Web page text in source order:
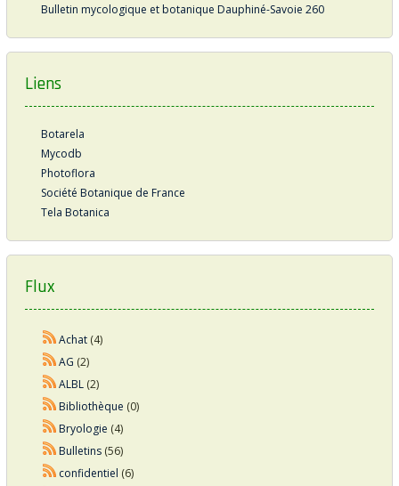
Bulletin mycologique et botanique Dauphiné-Savoie 260
Liens
Botarela
Mycodb
Photoflora
Société Botanique de France
Tela Botanica
Flux
Achat(4)
AG (2)
ALBL(2)
Bibliothèque (0)
Bryologie (4)
Bulletins(56)
confidentiel (6)